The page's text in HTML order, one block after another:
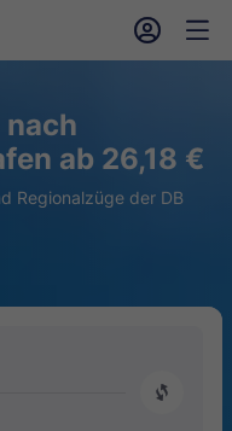
󱎓 󱒨
ab 26,18 €
Regionalzüge der DB
󰿠